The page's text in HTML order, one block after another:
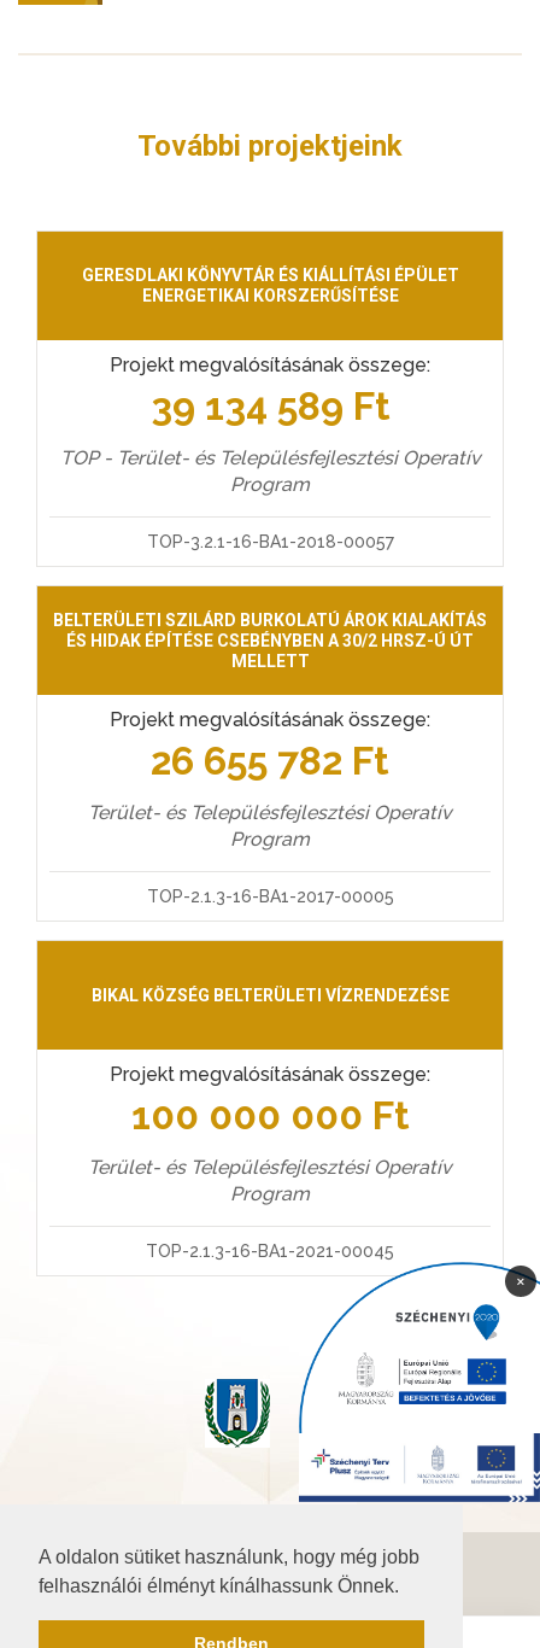
A oldalon sütiket használunk, hogy még jobb
felhasználói élményt kínálhassunk Önnek.
Rendben
További projektjeink
GERESDLAKI KÖNYVTÁR ÉS KIÁLLÍTÁSI ÉPÜLET
ENERGETIKAI KORSZERŰSÍTÉSE
Projekt megvalósításának összege:
39 134 589 Ft
TOP - Terület- és Településfejlesztési Operatív
Program
TOP-3.2.1-16-BA1-2018-00057
BELTERÜLETI SZILÁRD BURKOLATÚ ÁROK KIALAKÍTÁS
ÉS HIDAK ÉPÍTÉSE CSEBÉNYBEN A 30/2 HRSZ-Ú ÚT
MELLETT
Projekt megvalósításának összege:
26 655 782 Ft
Terület- és Településfejlesztési Operatív
Program
TOP-2.1.3-16-BA1-2017-00005
BIKAL KÖZSÉG BELTERÜLETI VÍZRENDEZÉSE
Projekt megvalósításának összege:
100 000 000 Ft
Terület- és Településfejlesztési Operatív
Program
TOP-2.1.3-16-BA1-2021-00045
©2026 Baranya.hu
Akadálymentesítési nyilatkozat
×